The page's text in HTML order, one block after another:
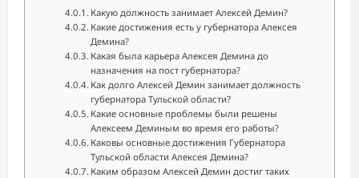
Какую должность занимает Алексей Демин?
Какие достижения есть у губернатора Алексея
Демина?
Какая была карьера Алексея Демина до
назначения на пост губернатора?
Как долго Алексей Демин занимает должность
губернатора Тульской области?
Какие основные проблемы были решены
Алексеем Деминым во время его работы?
Каковы основные достижения Губернатора
Тульской области Алексея Демина?
Каким образом Алексей Демин достиг таких